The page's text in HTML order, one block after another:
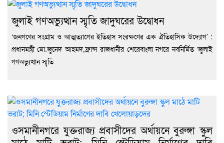
জুলাই গণঅভ্যুত্থান স্মৃতি জাদুঘরের উদ্বোধন
‘জনগণের সংগ্রাম ও আত্মত্যাগের ইতিহাস সংরক্ষণের এক ঐতিহাসিক উদ্যোগ’ :
প্রধানমন্ত্রী মো.জুনেদ আহমদ,ফ্রান্স রাজধানীর শেরেবাংলা নগরে নবনির্মিত ‘জুলাই
গণঅভ্যুত্থান স্মৃতি
ওসমানীনগরে যুক্তরাজ্য প্রবাসীদের অর্থায়নে বুরুঙ্গা স্কুল